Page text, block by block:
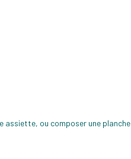
assiette, ou composer une planche